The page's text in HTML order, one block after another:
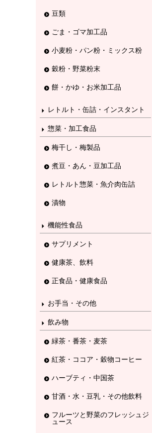
豆類
ごま・ゴマ加工品
小麦粉・パン粉・ミックス粉
穀粉・野菜粉末
餅・かゆ・お米加工品
レトルト・缶詰・インスタント
惣菜・加工食品
梅干し・梅製品
煮豆・あん・豆加工品
レトルト惣菜・魚介肉缶詰
漬物
機能性食品
サプリメント
健康茶、飲料
正食品・健康食品
お手当・その他
飲み物
緑茶・番茶・麦茶
紅茶・ココア・穀物コーヒー
ハーブティ・中国茶
甘酒・水・豆乳・その他飲料
フルーツと野菜のフレッシュジ
ュース